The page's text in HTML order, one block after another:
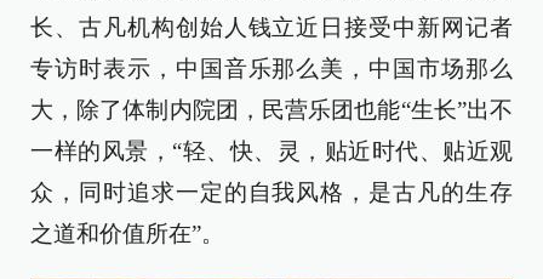
长、古凡机构创始人钱立近日接受中新网记者
专访时表示，中国音乐那么美，中国市场那么
大，除了体制内院团，民营乐团也能“生长”出不
一样的风景，“轻、快、灵，贴近时代、贴近观
众，同时追求一定的自我风格，是古凡的生存
之道和价值所在”。